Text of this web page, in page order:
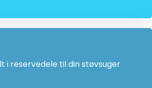
i reservedele til din støvsuger